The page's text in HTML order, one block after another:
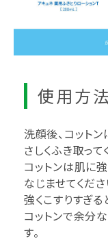
使用方法
洗顔後、コット
さしくふき取って
コットンは肌に
なじませてくださ
強くこすりすぎる
コットンで余分
す。